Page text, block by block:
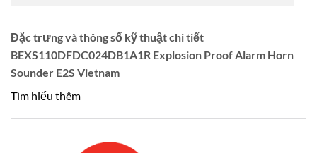
Đặc trưng và thông số kỹ thuật chi tiết
BEXS110DFDC024DB1A1R Explosion Proof Alarm Horn
Sounder E2S Vietnam
Tìm hiểu thêm